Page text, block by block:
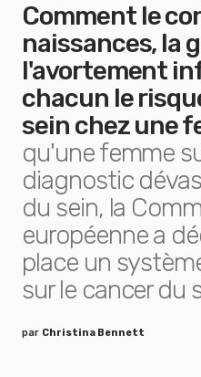
Comment le
naissances, la
l'avortement
chacun le
sein chez une
qu'une femme
diagnostic
du sein, la
européenne a
place un
sur le cancer du
par Christina Bennett